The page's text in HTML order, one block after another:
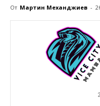
От Мартин Механджиев -